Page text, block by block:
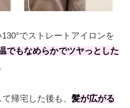
でストレートアイロンを
でもなめらかでツヤっとした
帰宅した後も、 髪が広がる